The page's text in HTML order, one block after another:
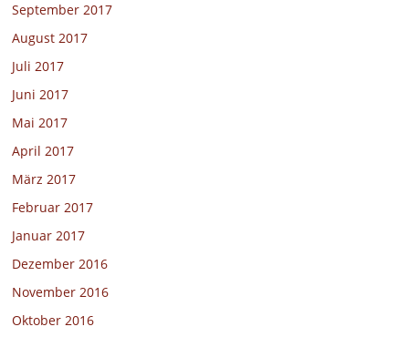
September 2017
August 2017
Juli 2017
Juni 2017
Mai 2017
April 2017
März 2017
Februar 2017
Januar 2017
Dezember 2016
November 2016
Oktober 2016